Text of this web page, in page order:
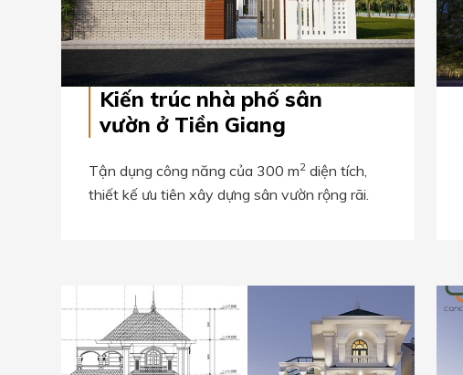
Kiến trúc nhà phố sân
vườn ở Tiền Giang
Tận dụng công năng của 300 m2 diện tích,
thiết kế ưu tiên xây dựng sân vườn rộng rãi.